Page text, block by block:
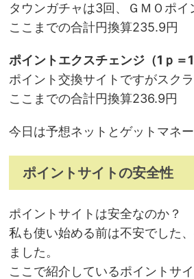
タウンガチャは3回、ＧＭＯポイ
ここまでの合計円換算235.9円
ポイントエクスチェンジ（1ｐ＝1
ポイント交換サイトですがスク
ここまでの合計円換算236.9円
今日は予想ネットとゲットマネ
ポイントサイトの安全性
ポイントサイトは安全なのか？
私も使い始める前は不安でした
ました。
ここで紹介しているポイントサ